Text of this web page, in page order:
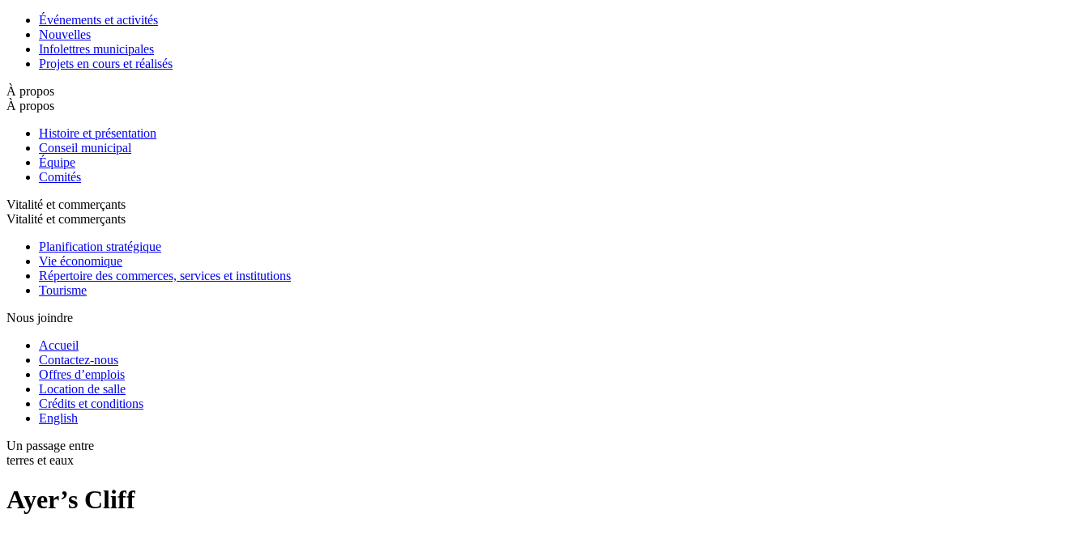
Événements et activités
Nouvelles
Infolettres municipales
Projets en cours et réalisés
À propos
À propos
Histoire et présentation
Conseil municipal
Équipe
Comités
Vitalité et commerçants
Vitalité et commerçants
Planification stratégique
Vie économique
Répertoire des commerces, services et institutions
Tourisme
Nous joindre
Accueil
Contactez-nous
Offres d’emplois
Location de salle
Crédits et conditions
English
Un passage entre
terres et eaux
Ayer’s Cliff